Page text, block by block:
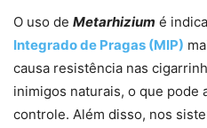
O uso de Metarhizium é
Integrado de Pragas (MIP)
causa resistência nas
inimigos naturais, o que pode
controle. Além disso, nos